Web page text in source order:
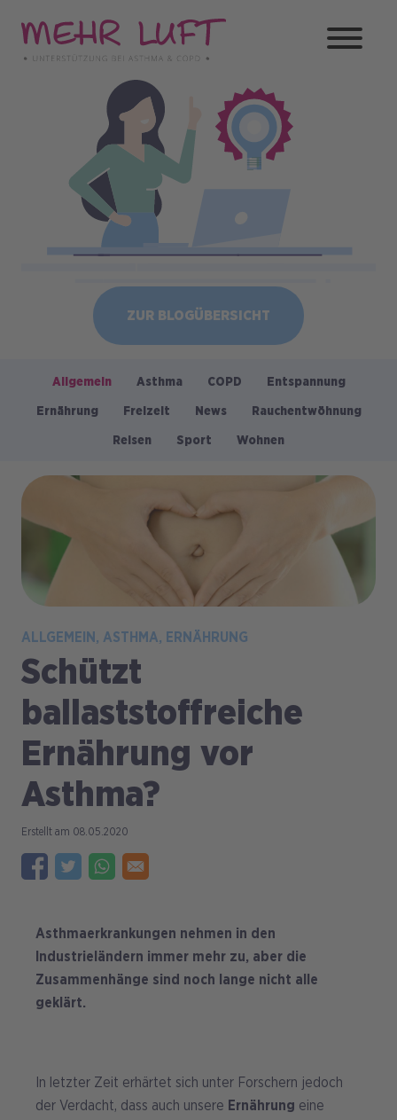
zum
Inhalt
ZUR BLOGÜBERSICHT
Kategorien
Allgemein Asthma COPD Entspannung
Ernährung Freizeit News Rauchentwöhnung
Reisen Sport Wohnen
Bild
ALLGEMEIN ASTHMA ERNÄHRUNG
Schützt
ballaststoffreiche
Ernährung vor
Asthma?
08.05.2020
Asthmaerkrankungen nehmen in den
Industrieländern immer mehr zu, aber die
Zusammenhänge sind noch lange nicht alle
geklärt.
In letzter Zeit erhärtet sich unter Forschern jedoch
der Verdacht, dass auch unsere Ernährung eine